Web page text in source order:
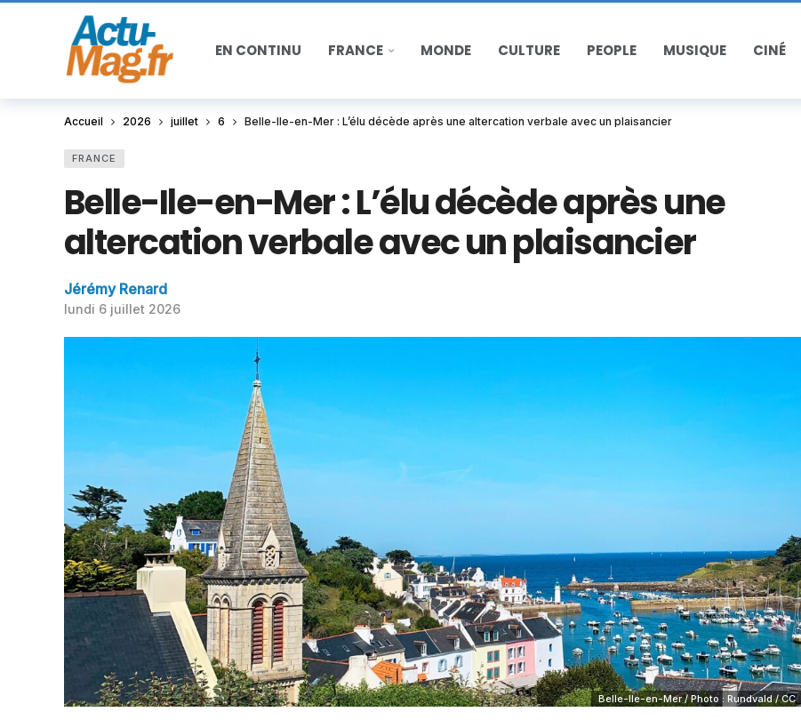
EN CONTINU FRANCE MONDE CULTURE PEOPLE MUSIQUE CINÉ
Accueil 2026 juillet 6 Belle-Ile-en-Mer : L’élu décède après une altercation verbale avec un plaisancier
FRANCE
Belle-Ile-en-Mer : L’élu décède après une
altercation verbale avec un plaisancier
Jérémy Renard
lundi 6 juillet 2026
Belle-Ile-en-Mer / Photo : Rundvald / CC